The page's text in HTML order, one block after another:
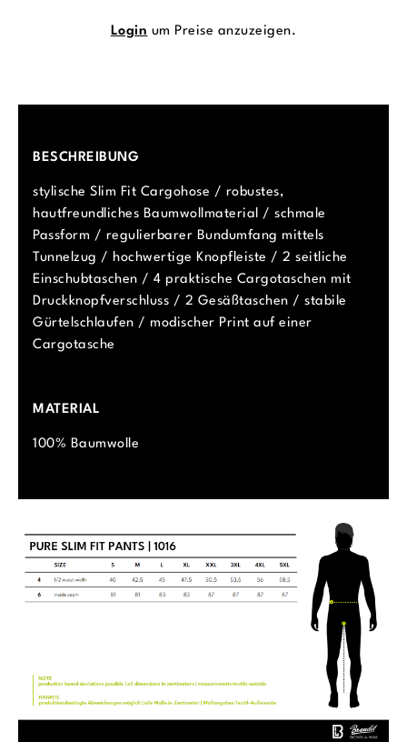
Login um Preise anzuzeigen.
BESCHREIBUNG
stylische Slim Fit Cargohose / robustes,
hautfreundliches Baumwollmaterial / schmale
Passform / regulierbarer Bundumfang mittels
Tunnelzug / hochwertige Knopfleiste / 2 seitliche
Einschubtaschen / 4 praktische Cargotaschen mit
Druckknopfverschluss / 2 Gesäßtaschen / stabile
Gürtelschlaufen / modischer Print auf einer
Cargotasche
MATERIAL
100% Baumwolle